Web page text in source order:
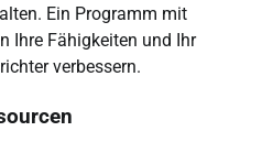
Ein Programm mit
Ihre Fähigkeiten und Ihr
verbessern.